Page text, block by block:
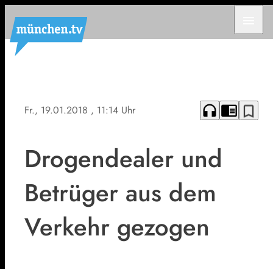
Fr., 19.01.2018 , 11:14 Uhr headphones chrome_reader_mode bookmark_border
Drogendealer und
Betrüger aus dem
Verkehr gezogen